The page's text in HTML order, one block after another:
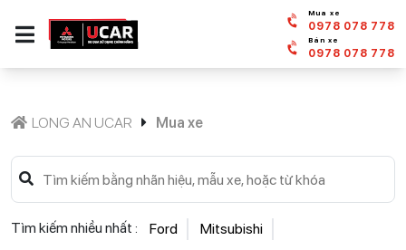
Mua xe
0978 078 778
Bán xe
0978 078 778
LONG AN UCAR Mua xe
Tìm kiếm nhiều nhất : Ford Mitsubishi